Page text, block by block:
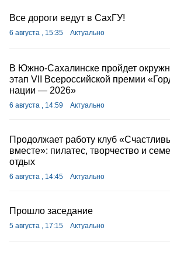
Все дороги ведут в СахГУ!
6 августа , 15:35 Актуально
В Южно-Сахалинске пройдет
этап VII Всероссийской премии
нации — 2026»
6 августа , 14:59 Актуально
Продолжает работу клуб
вместе»: пилатес, творчество и
отдых
6 августа , 14:45 Актуально
Прошло заседание
5 августа , 17:15 Актуально